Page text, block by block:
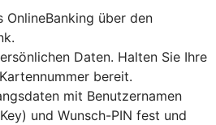
OnlineBanking über den
Daten. Halten Sie Ihre
bereit.
mit Benutzernamen
und Wunsch-PIN fest und